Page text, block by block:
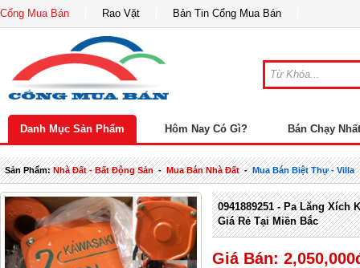
Cổng Mua Bán Rao Vặt Bản Tin Cổng Mua Bán
Danh Mục Sản Phẩm Hôm Nay Có Gì? Bán Chạy Nhất
Sản Phẩm:Nhà Đất - Bất Động Sản-Mua Bán Nhà Đất-Mua Bán Biệt Thự - Villa
0941889251 - Pa Lăng Xích
Giá Rẻ Tại Miền Bắc
Giá Bán: